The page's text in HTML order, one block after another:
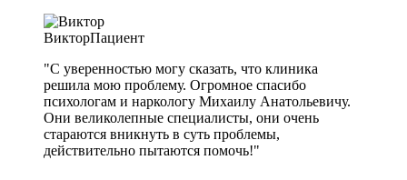
ВикторПациент
"С уверенностью могу сказать, что клиника
решила мою проблему. Огромное спасибо
психологам и наркологу Михаилу Анатольевичу.
Они великолепные специалисты, они очень
стараются вникнуть в суть проблемы,
действительно пытаются помочь!"